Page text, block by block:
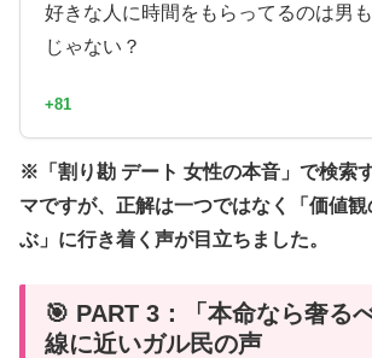
好きな人に時間をもらってるのは男
じゃない？
+81
※「割り勘 デート 女性の本音」で検索
マですが、正解は一つではなく「価値
ぶ」に行き着く声が目立ちました。
🎯 PART 3：「本命なら奢る
線に近いガル民の声